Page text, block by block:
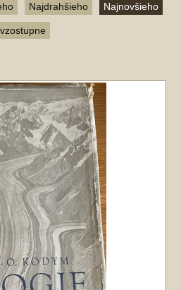
Najdrahšieho Najnovšieho